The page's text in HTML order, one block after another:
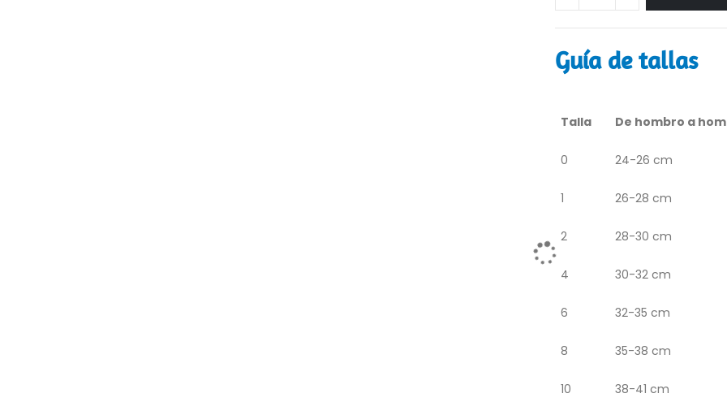
Guía de tallas
Talla De hombro a
0 24-26 cm
1 26-28 cm
2 28-30 cm
4 30-32 cm
6 32-35 cm
8 35-38 cm
10 38-41 cm